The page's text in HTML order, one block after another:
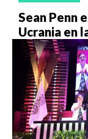
Sean Penn
Ucrania en